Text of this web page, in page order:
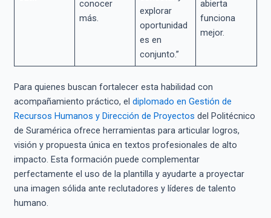
conocer
más.
explorar
oportunidad
es en
conjunto.”
abierta
funciona
mejor.
Para quienes buscan fortalecer esta habilidad con
acompañamiento práctico, el diplomado en Gestión de
Recursos Humanos y Dirección de Proyectos del Politécnico
de Suramérica ofrece herramientas para articular logros,
visión y propuesta única en textos profesionales de alto
impacto. Esta formación puede complementar
perfectamente el uso de la plantilla y ayudarte a proyectar
una imagen sólida ante reclutadores y líderes de talento
humano.